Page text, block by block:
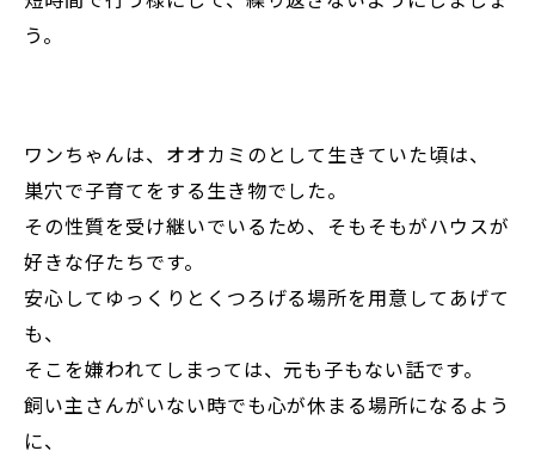
う。
ワンちゃんは、オオカミのとして生きていた頃は、
巣穴で子育てをする生き物でした。
その性質を受け継いでいるため、そもそもがハウスが
好きな仔たちです。
安心してゆっくりとくつろげる場所を用意してあげて
も、
そこを嫌われてしまっては、元も子もない話です。
飼い主さんがいない時でも心が休まる場所になるよう
に、